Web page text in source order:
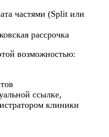
частями (Split или
рассрочка
возможностью:
ссылке,
клиники